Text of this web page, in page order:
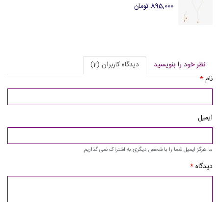
895,000 تومان
نظر خود را بنویسید
دیدگاه کاربران (2)
نام*
ایمیل
ما هرگز ایمیل شما را با شخص دیگری به اشتراک نمی گذاریم.
دیدگاه*